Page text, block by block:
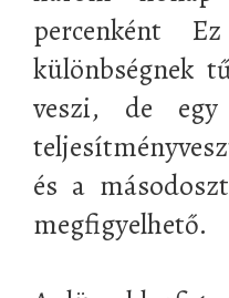
percenként
különbségnek
veszi, de
és a
megfigyelhető.